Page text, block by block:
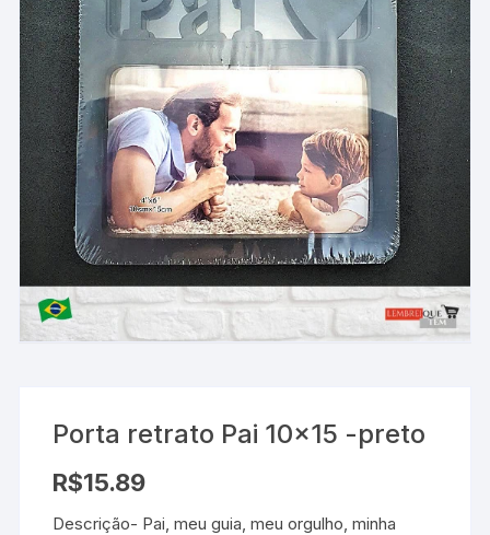
Porta retrato Pai 10×15 -preto
R$15.89
Descrição- Pai, meu guia, meu orgulho, minha